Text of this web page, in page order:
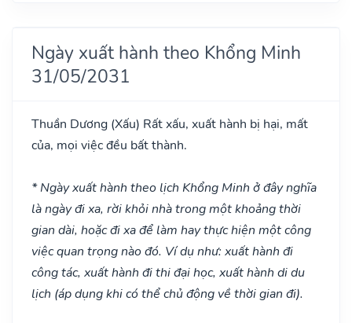
Ngày xuất hành theo Khổng Minh
31/05/2031
Thuần Dương (Xấu) Rất xấu, xuất hành bị hại, mất
của, mọi việc đều bất thành.
* Ngày xuất hành theo lịch Khổng Minh ở đây nghĩa
là ngày đi xa, rời khỏi nhà trong một khoảng thời
gian dài, hoặc đi xa để làm hay thực hiện một công
việc quan trọng nào đó. Ví dụ như: xuất hành đi
công tác, xuất hành đi thi đại học, xuất hành di du
lịch (áp dụng khi có thể chủ động về thời gian đi).